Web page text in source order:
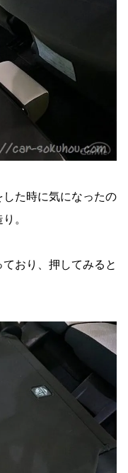
た時に気になったの
。
おり、押してみると